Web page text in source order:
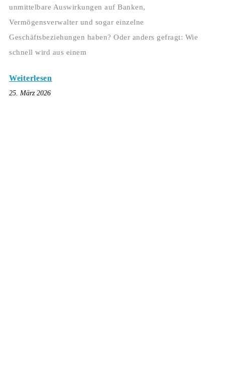
unmittelbare Auswirkungen auf Banken,
Vermögensverwalter und sogar einzelne
Geschäftsbeziehungen haben? Oder anders gefragt: Wie
schnell wird aus einem
Weiterlesen
25. März 2026